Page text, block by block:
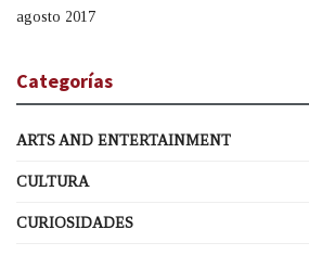
agosto 2017
Categorías
ARTS AND ENTERTAINMENT
CULTURA
CURIOSIDADES